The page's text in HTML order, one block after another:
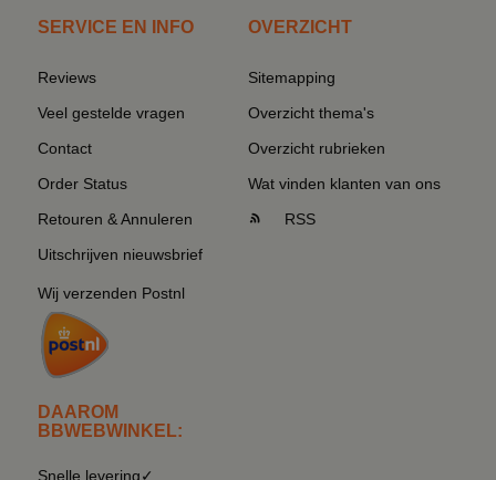
SERVICE EN INFO
Reviews
Veel gestelde vragen
Contact
Order Status
Retouren & Annuleren
Uitschrijven nieuwsbrief
Wij verzenden Postnl
DAAROM
BBWEBWINKEL:
Snelle levering✓
OVERZICHT
Sitemapping
Overzicht thema's
Overzicht rubrieken
Wat vinden klanten van ons
RSS